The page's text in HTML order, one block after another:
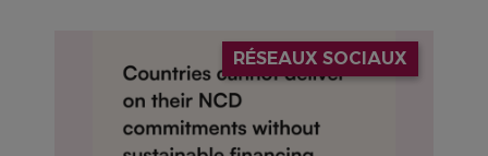
RÉSEAUX SOCIAUX